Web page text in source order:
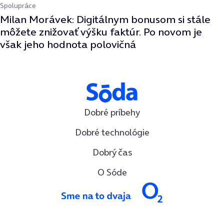
Spolupráce
Milan Morávek: Digitálnym bonusom si stále
môžete znižovať výšku faktúr. Po novom je
však jeho hodnota polovičná
Dobré príbehy
Dobré technológie
Dobrý čas
O Sóde